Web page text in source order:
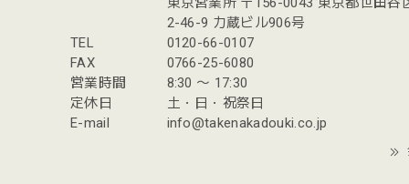
2-46-9 力蔵ビル906号
TEL
0120-66-0107
FAX
0766-25-6080
営業時間
8:30 〜 17:30
定休日
土・日・祝祭日
E-mail
info@takenakadouki.co.jp